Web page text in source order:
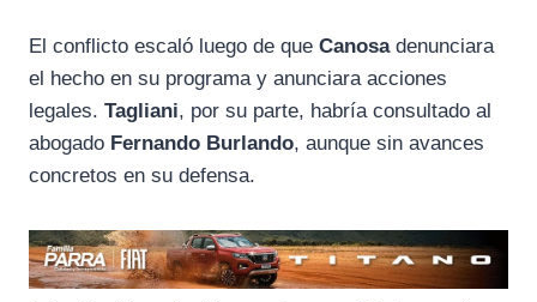
El conflicto escaló luego de que Canosadenunciara
el hecho en su programa y anunciara acciones
legales. Tagliani, por su parte, habría consultado al
abogado Fernando Burlando, aunque sin avances
concretos en su defensa.